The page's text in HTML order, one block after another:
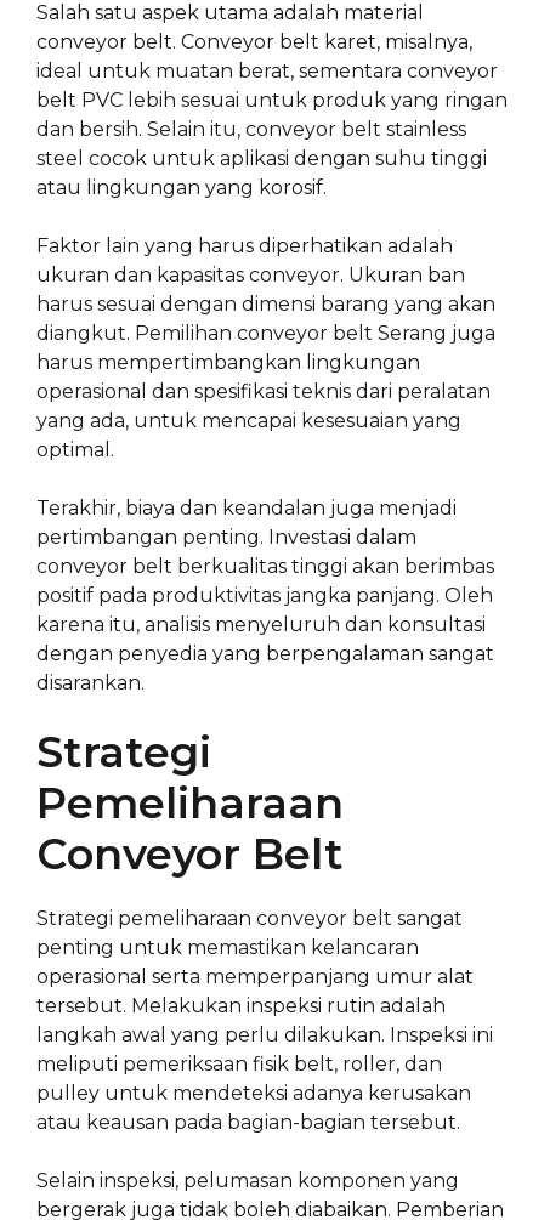
Salah satu aspek utama adalah material
conveyor belt. Conveyor belt karet, misalnya,
ideal untuk muatan berat, sementara conveyor
belt PVC lebih sesuai untuk produk yang ringan
dan bersih. Selain itu, conveyor belt stainless
steel cocok untuk aplikasi dengan suhu tinggi
atau lingkungan yang korosif.
Faktor lain yang harus diperhatikan adalah
ukuran dan kapasitas conveyor. Ukuran ban
harus sesuai dengan dimensi barang yang akan
diangkut. Pemilihan conveyor belt Serang juga
harus mempertimbangkan lingkungan
operasional dan spesifikasi teknis dari peralatan
yang ada, untuk mencapai kesesuaian yang
optimal.
Terakhir, biaya dan keandalan juga menjadi
pertimbangan penting. Investasi dalam
conveyor belt berkualitas tinggi akan berimbas
positif pada produktivitas jangka panjang. Oleh
karena itu, analisis menyeluruh dan konsultasi
dengan penyedia yang berpengalaman sangat
disarankan.
Strategi
Pemeliharaan
Conveyor Belt
Strategi pemeliharaan conveyor belt sangat
penting untuk memastikan kelancaran
operasional serta memperpanjang umur alat
tersebut. Melakukan inspeksi rutin adalah
langkah awal yang perlu dilakukan. Inspeksi ini
meliputi pemeriksaan fisik belt, roller, dan
pulley untuk mendeteksi adanya kerusakan
atau keausan pada bagian-bagian tersebut.
Selain inspeksi, pelumasan komponen yang
bergerak juga tidak boleh diabaikan. Pemberian